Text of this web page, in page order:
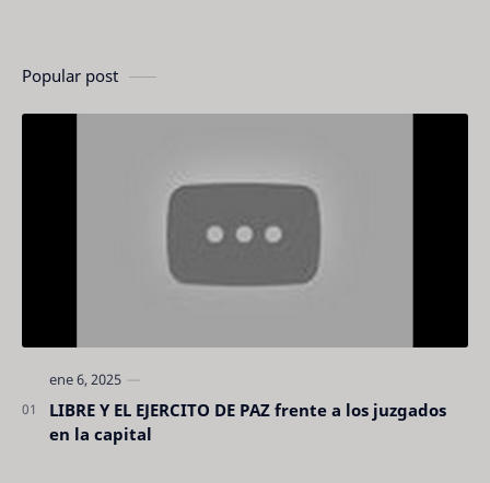
Popular post
LIBRE Y EL EJERCITO DE PAZ frente a los juzgados
en la capital